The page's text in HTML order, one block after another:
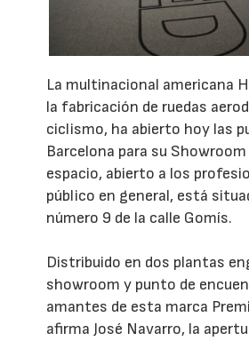
La multinacional americana
la fabricación de ruedas
ciclismo, ha abierto hoy las
Barcelona para su Showroom
espacio, abierto a los
público en general, está
número 9 de la calle Gomís.
Distribuido en dos plantas
showroom y punto de
amantes de esta marca
afirma José Navarro, la